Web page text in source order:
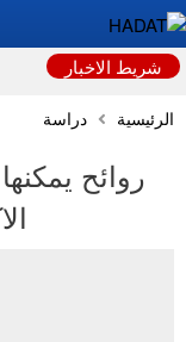
شريط الاخبار
الرئيسية دراسة
روائح